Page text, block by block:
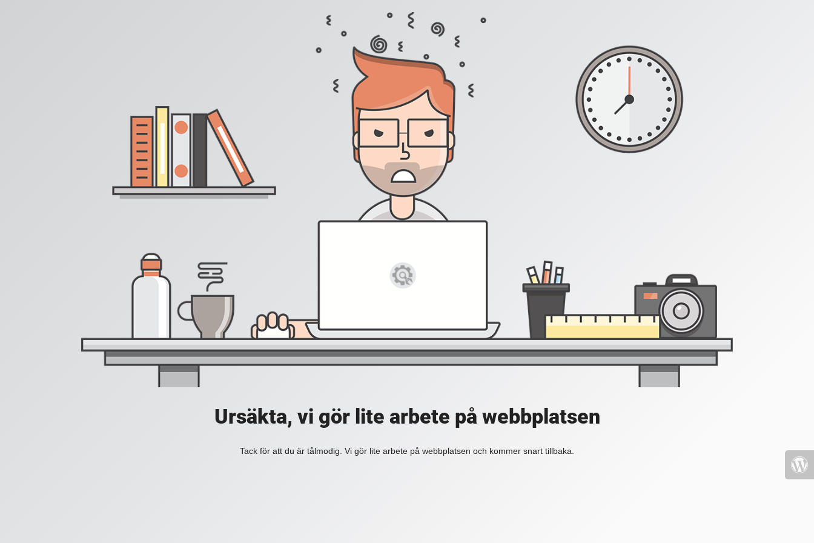
Ursäkta, vi gör lite arbete på webbplatsen
Tack för att du är tålmodig. Vi gör lite arbete på webbplatsen och kommer snart tillbaka.